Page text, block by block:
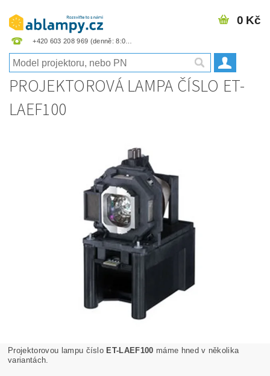
+420 603 208 969
0 Kč
PROJEKTOROVÁ LAMPA ČÍSLO ET-
LAEF100
Projektorovou lampu číslo ET-LAEF100 máme hned v několika
variantách.